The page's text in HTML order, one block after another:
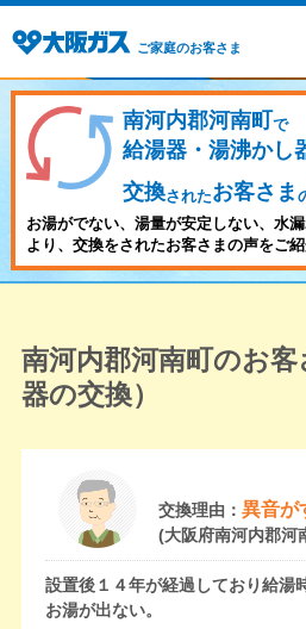
ご家庭のお客さま
南河内郡河南町で
給湯器・湯沸かし
交換されたお客さま
お湯がでない、湯量が安定しない、水
より、交換をされたお客さまの声をご紹
南河内郡河南町のお
器の交換）
交換理由： 異音が
(大阪府南河内郡河
設置後１４年が経過しており給湯
お湯が出ない。